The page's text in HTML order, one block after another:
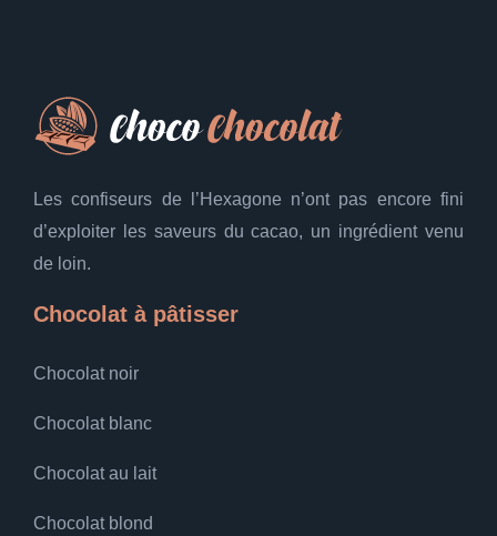
Les confiseurs de l’Hexagone n’ont pas encore fini
d’exploiter les saveurs du cacao, un ingrédient venu
de loin.
Chocolat à pâtisser
Chocolat noir
Chocolat blanc
Chocolat au lait
Chocolat blond